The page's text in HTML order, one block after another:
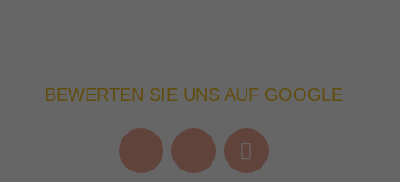
BEWERTEN SIE UNS AUF GOOGLE